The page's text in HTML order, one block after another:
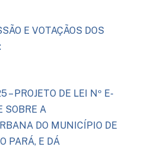
E VOTAÇÃOS DOS
– PROJETO DE LEI Nº E-
SOBRE A
DO MUNICÍPIO DE
PARÁ, E DÁ